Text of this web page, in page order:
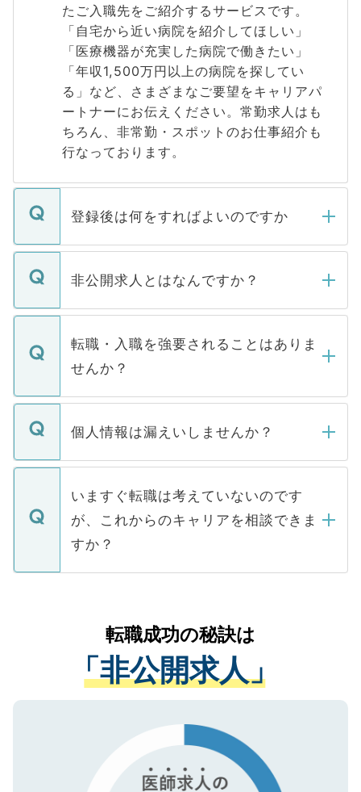
たご入職先をご紹介するサービスです。
「自宅から近い病院を紹介してほしい」
「医療機器が充実した病院で働きたい」
「年収1,500万円以上の病院を探してい
る」など、さまざまなご要望をキャリアパ
ートナーにお伝えください。常勤求人はも
ちろん、非常勤・スポットのお仕事紹介も
行なっております。
登録後は何をすればよいのですか
ご登録いただきましたら、弊社担当者がご
登録内容を確認し、その後メールもしくは
ます。通常、5営業日以内にはご連絡をせて
いただきますので、しばらくお待ちくださ
い。
非公開求人とはなんですか？
マイナビDOCTORで取り扱っている求人の
うち約3割は、Webサイトからご覧いただ
けない「非公開求人」です。非公開求人は
下記の理由によって、一般には公開してい
ません。
■応募殺到を避けるため 人気のある医療機
関を公にしてしまうと、応募が殺到する場
に、医療機関が求める条件に合った人材の
みを人材紹介会社に依頼するケースが増え
ています。
転職・入職を強要されることはありま
せんか？
転職・入職を強要することは一切ありませ
ん。また、仮に応募先から内定をいただい
定を承諾する必要はありません。内定先へ
の辞退の連絡はキャリアパートナーが行い
ますので、ご安心ください。
個人情報は漏えいしませんか？
個人情報が漏えいすることはありませんの
で、ご安心ください。当サイトからの登録
などで収集したご登録者様の個人情報は、
ご本人のキャリアアップおよび転職活動の
支援を目的に使用いたします。お預かりし
ているすべての個人データはご本人の許可
は、個人情報の取り扱いについての厳密な
管理基準を満たした事業者のみに付与され
る、プライバシーマークを取得済みです。
ご登録いただいた個人情報は、SSL（デー
で、機密保持に関してもご安心ください。
いますぐ転職は考えていないのです
が、これからのキャリアを相談できま
すか？
かがいして、現在の医療機関の状況や紹介
経験をまじえながら、適切なアドバイスを
させていただきます。すぐにご転職をされ
ない方には、長期的なサポートが可能です
ので、まずはご登録ください。
転職成功の秘訣は
「非公開求人」